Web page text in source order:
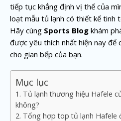
tiếp tục khẳng định vị thế của
loạt mẫu tủ lạnh có thiết kế tinh
Hãy cùng Sports Blog khám
được yêu thích nhất hiện nay để
cho gian bếp của bạn.
Mục lục
Tủ lạnh thương hiệu Hafele
không?
Tổng hợp top tủ lạnh Hafele